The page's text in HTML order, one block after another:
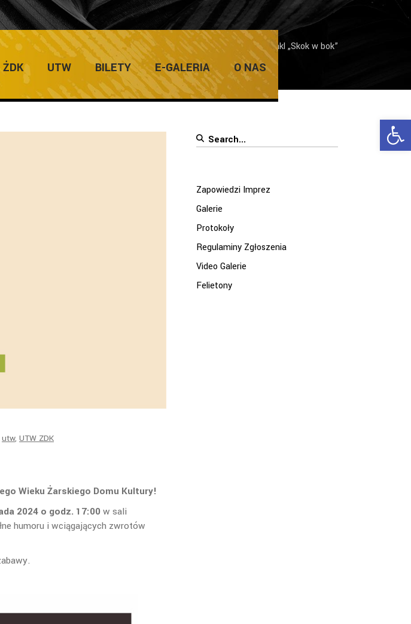
ŻDK UTW BILETY E-GALERIA O NAS
Home/ Uniwersytet Trzeciego Wieku / Spektakl „Skok w bok”
utw, UTW ZDK
Wieku Żarskiego Domu Kultury!
2024 o godz. 17:00w sali
humoru i wciągających zwrotów
Search
Zapowiedzi Imprez
Galerie
Protokoły
Regulaminy Zgłoszenia
Video Galerie
Felietony